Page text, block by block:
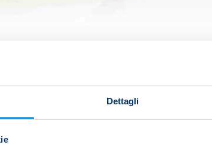
Dettagli
A goal is a big deal.”
match thoughts:
and I found space at the far post. It